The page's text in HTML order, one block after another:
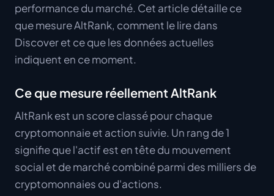
performance du marché. Cet article détaille ce
que mesure AltRank, comment le lire dans
Discover et ce que les données actuelles
indiquent en ce moment.
Ce que mesure réellement AltRank
AltRank est un score classé pour chaque
cryptomonnaie et action suivie. Un rang de 1
signifie que l'actif est en tête du mouvement
social et de marché combiné parmi des milliers de
cryptomonnaies ou d'actions.